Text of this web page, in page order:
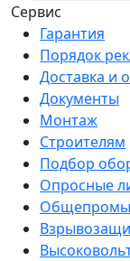
Сервис
Гарантия
Порядок
Доставка и
Документы
Монтаж
Строителям
Подбор
Опросные